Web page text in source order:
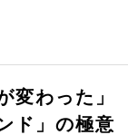
変わった」
ド」の極意